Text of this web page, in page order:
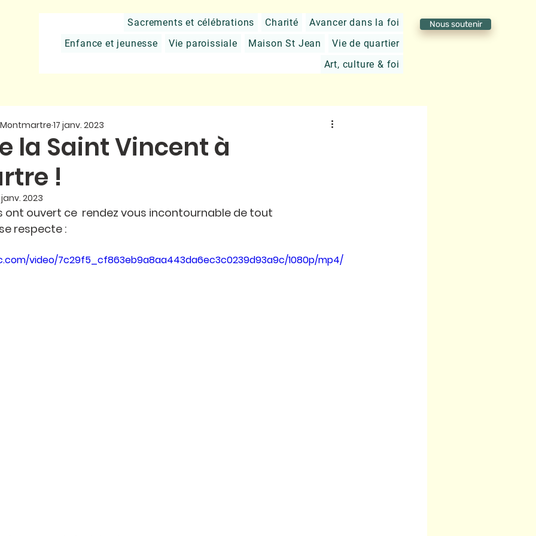
Sacrements et célébrations Charité
Avancer dans la foi
Enfance et jeunesse
Vie paroissiale Maison St Jean
Vie de quartier
Art, culture & foi
Nous soutenir
la Saint Vincent à
!
17 janv. 2023
2023
ont ouvert ce  rendez vous incontournable de tout
respecte :
video/7c29f5_cf863eb9a8aa443da6ec3c0239d93a9c/1080p/mp4/